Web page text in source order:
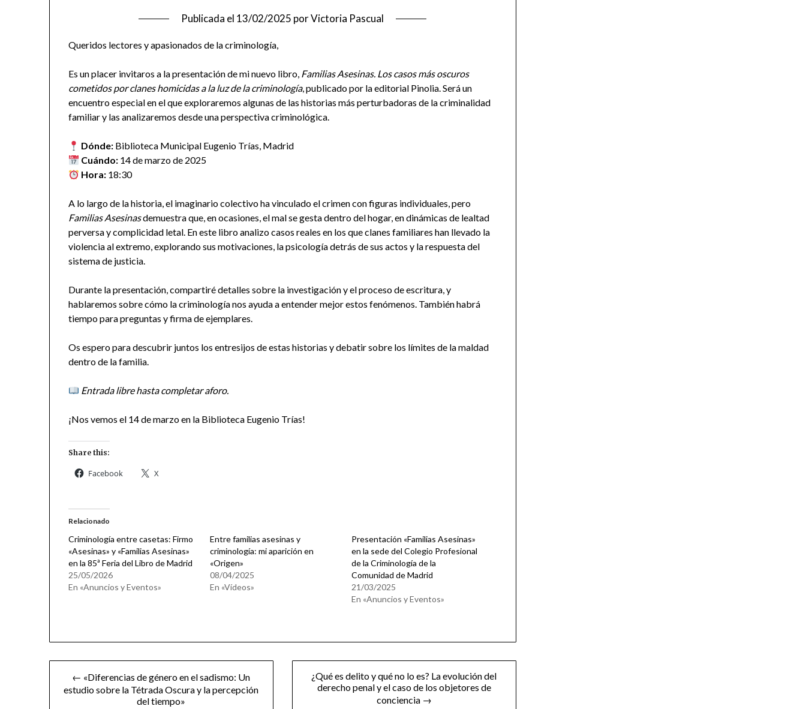
Publicada el 13/02/2025 porVictoria Pascual
Queridos lectores y apasionados de la criminología,
Es un placer invitaros a la presentación de mi nuevo libro, Familias Asesinas. Los casos más oscuros
cometidos por clanes homicidas a la luz de la criminología, publicado por la editorial Pinolia. Será un
encuentro especial en el que exploraremos algunas de las historias más perturbadoras de la criminalidad
familiar y las analizaremos desde una perspectiva criminológica.
Dónde: Biblioteca Municipal Eugenio Trías, Madrid
Cuándo: 14 de marzo de 2025
Hora: 18:30
A lo largo de la historia, el imaginario colectivo ha vinculado el crimen con figuras individuales, pero
Familias Asesinasdemuestra que, en ocasiones, el mal se gesta dentro del hogar, en dinámicas de lealtad
perversa y complicidad letal. En este libro analizo casos reales en los que clanes familiares han llevado la
violencia al extremo, explorando sus motivaciones, la psicología detrás de sus actos y la respuesta del
sistema de justicia.
Durante la presentación, compartiré detalles sobre la investigación y el proceso de escritura, y
hablaremos sobre cómo la criminología nos ayuda a entender mejor estos fenómenos. También habrá
tiempo para preguntas y firma de ejemplares.
Os espero para descubrir juntos los entresijos de estas historias y debatir sobre los límites de la maldad
dentro de la familia.
Entrada libre hasta completar aforo.
¡Nos vemos el 14 de marzo en la Biblioteca Eugenio Trías!
Share this:
Facebook X
Relacionado
Criminología entre casetas: Firmo
«Asesinas» y «Familias Asesinas»
en la 85ª Feria del Libro de Madrid
25/05/2026
En «Anuncios y Eventos»
Entre familias asesinas y
criminología: mi aparición en
«Origen»
08/04/2025
En «Vídeos»
Presentación «Familias Asesinas»
en la sede del Colegio Profesional
de la Criminología de la
Comunidad de Madrid
21/03/2025
En «Anuncios y Eventos»
Navegación
de
← «Diferencias de género en el sadismo: Un
estudio sobre la Tétrada Oscura y la percepción
del tiempo»
¿Qué es delito y qué no lo es? La evolución del
derecho penal y el caso de los objetores de
conciencia →